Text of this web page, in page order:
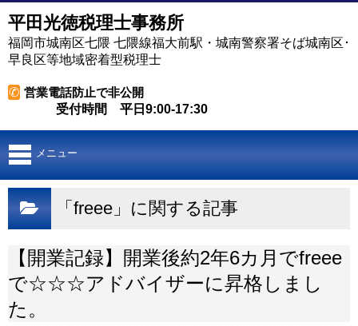
平田光徳税理士事務所
福岡市城南区七隈 七隈線福大前駅・城南警察署そば城南区･
早良区等地域密着型税理士
✆ 営業電話防止で非公開
受付時間 平日9:00-17:30
メニュー
「freee」に関する記事
【開業記録】開業後約2年6カ月でfreee
で☆☆☆アドバイザーに昇格しまし
た。